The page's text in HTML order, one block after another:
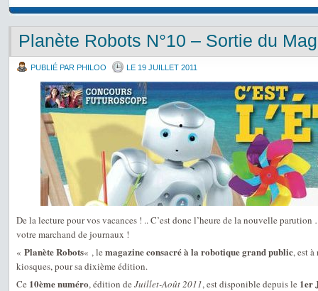
Planète Robots N°10 – Sortie du
PUBLIÉ PAR PHILOO LE 19 JUILLET 2011
De la lecture pour vos vacances ! .. C’est donc l’heure de la nouvelle
votre marchand de journaux !
« Planète Robots« , le magazine consacré à la robotique grand public, est
kiosques, pour sa dixième édition.
Ce 10ème numéro, édition de Juillet-Août 2011, est disponible depuis le 1er